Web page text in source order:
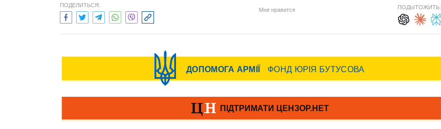
ПОДЕЛИТЬСЯ:
Мне нравится ПОДЫТОЖИТЬ: